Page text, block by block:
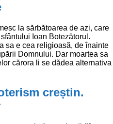
la sărbătoarea de azi, care
Ioan Botezătorul.
sa e cea religioasă, de înainte
Domnului. Dar moartea sa
cărora li se dădea alternativa
creștin.